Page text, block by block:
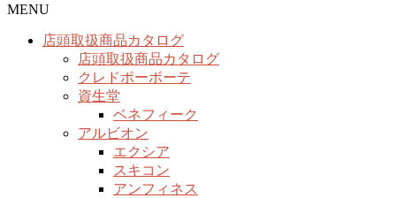
MENU
店頭取扱商品カタログ
店頭取扱商品カタログ
クレドポーボーテ
資生堂
ベネフィーク
アルビオン
エクシア
スキコン
アンフィネス